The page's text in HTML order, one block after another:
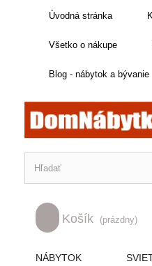
Úvodná stránka
Všetko o nákupe
Blog - nábytok a bývanie
Košík (prázdny)
NÁBYTOK